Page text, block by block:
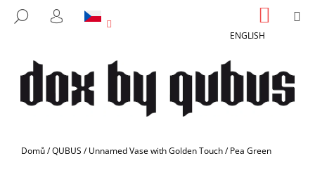
HLEDAT
PŘIHLÁŠENÍ KOŠÍK
Domů/QUBUS / Unnamed Vase with Golden Touch / Pea Green
C
O
T
ENGLISH